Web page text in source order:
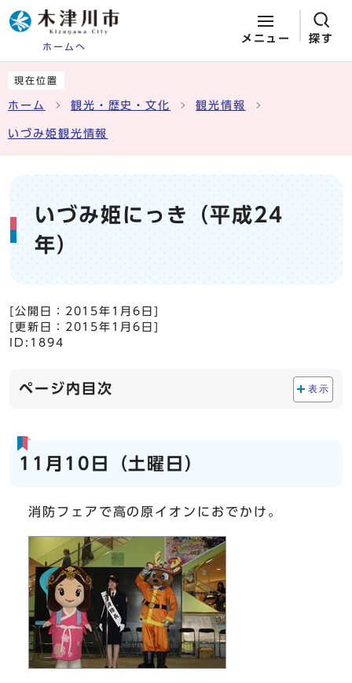
ホームへ
メニュー 探す
現在位置
ホーム 観光・歴史・文化 観光情報
いづみ姫観光情報
いづみ姫にっき（平成24
年）
[公開日： 2015年1月6日
[更新日： 2015年1月6日
ID:1894
ページ内目次 表示
11月10日（土曜日）
消防フェアで高の原イオンにおでかけ。